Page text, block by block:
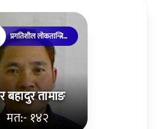
बहादुर तामाङ
मत:- १४२
प्रगतिशील लोकतान्त्रिक
पार्टी